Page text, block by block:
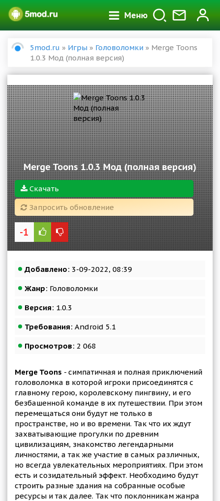
Меню
5mod.ru » Игры » Головоломки » Merge Toons
1.0.3 Мод (полная версия)
Merge Toons 1.0.3 Мод (полная версия)
Скачать
Запросить обновление
-1
Добавлено: 3-09-2022, 08:39
Жанр: Головоломки
Версия: 1.0.3
Требования: Android 5.1
Просмотров: 2 068
Merge Toons - симпатичная и полная приключений
головоломка в которой игроки присоединятся с
главному герою, королевскому пингвину, и его
безбашенной команде в их путешествии. При этом
перемещаться они будут не только в
пространстве, но и во времени. Так что их ждут
захватывающие прогулки по древним
цивилизациям, знакомство легендарными
личностями, а так же участие в самых различных,
но всегда увлекательных мероприятиях. При этом
есть и созидательный эффект. Необходимо будут
строить разные здания на собранные особые
ресурсы и так далее. Так что поклонникам жанра